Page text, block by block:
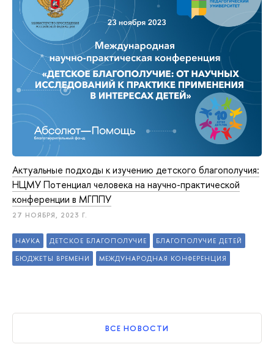
Актуальные подходы к изучению детского благополучия:
НЦМУ Потенциал человека на научно-практической
конференции в МГППУ
27 НОЯБРЯ, 2023 Г.
НАУКА ДЕТСКОЕ БЛАГОПОЛУЧИЕ БЛАГОПОЛУЧИЕ ДЕТЕЙ
БЮДЖЕТЫ ВРЕМЕНИ МЕЖДУНАРОДНАЯ КОНФЕРЕНЦИЯ
ВСЕ НОВОСТИ